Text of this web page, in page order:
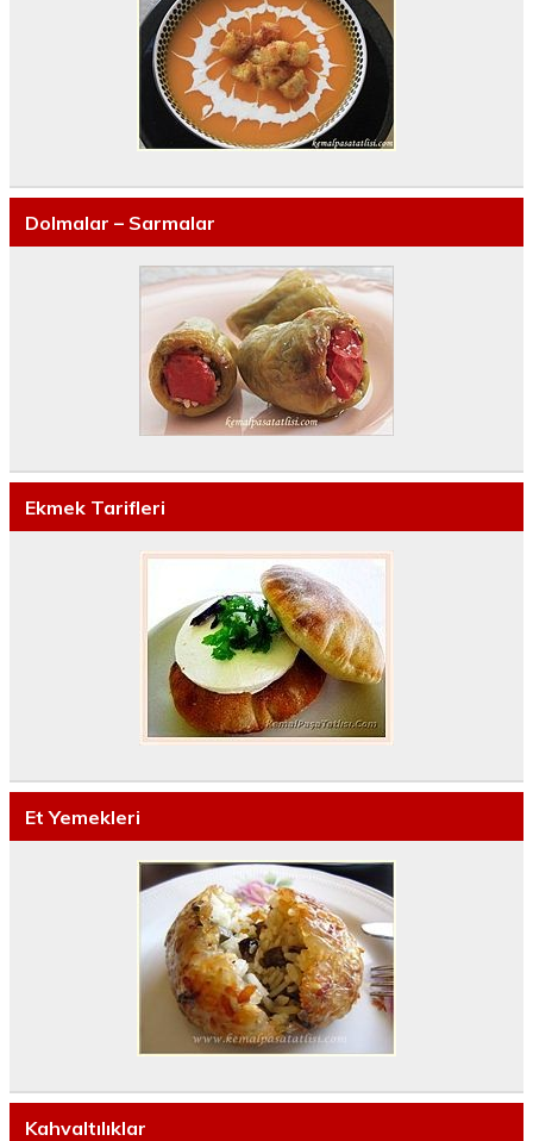
Dolmalar – Sarmalar
Ekmek Tarifleri
Et Yemekleri
Kahvaltılıklar